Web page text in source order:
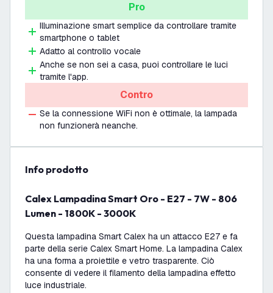
Pro
Illuminazione smart semplice da controllare tramite
smartphone o tablet
Adatto al controllo vocale
Anche se non sei a casa, puoi controllare le luci
tramite l'app.
Contro
Se la connessione WiFi non è ottimale, la lampada
non funzionerà neanche.
info prodotto
Calex Lampadina Smart Oro - E27 - 7W - 806
Lumen - 1800K - 3000K
Questa lampadina Smart Calex ha un attacco E27 e fa
parte della serie Calex Smart Home. La lampadina Calex
ha una forma a proiettile e vetro trasparente. Ciò
consente di vedere il filamento della lampadina effetto
luce industriale.